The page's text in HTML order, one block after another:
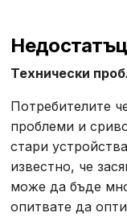
Технически
Потребителите
проблеми и
стари
известно, че
може да бъде
опитвате да